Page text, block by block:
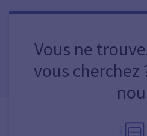
Vous ne
vous cherchez